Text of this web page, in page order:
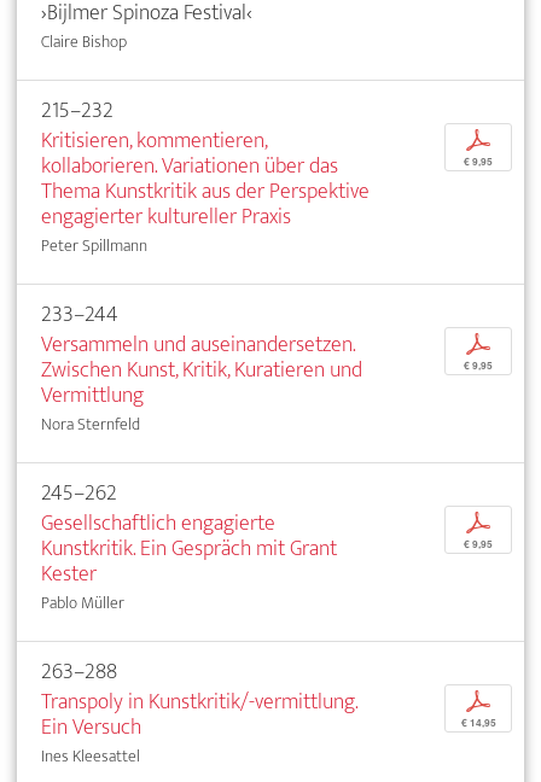
›Bijlmer Spinoza Festival‹
Claire Bishop
215–232
Kritisieren, kommentieren,
kollaborieren. Variationen über das
Thema Kunstkritik aus der Perspektive
engagierter kultureller Praxis
Peter Spillmann
p
€ 9,95
233–244
Versammeln und auseinandersetzen.
Zwischen Kunst, Kritik, Kuratieren und
Vermittlung
Nora Sternfeld
p
€ 9,95
245–262
Gesellschaftlich engagierte
Kunstkritik. Ein Gespräch mit Grant
Kester
Pablo Müller
p
€ 9,95
263–288
Transpoly in Kunstkritik/-vermittlung.
Ein Versuch
Ines Kleesattel
p
€ 14,95